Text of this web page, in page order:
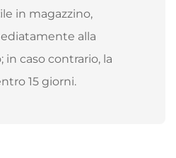
in magazzino,
alla
in caso contrario, la
15 giorni.